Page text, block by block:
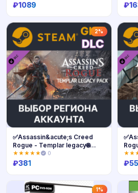
₽1089 ₽
2%
Купить
✅Assassin&acute;s Creed
Rogue - Templar legacy🌐
Выбор Региона
★★★★★ 0
₽381 ₽55
1%